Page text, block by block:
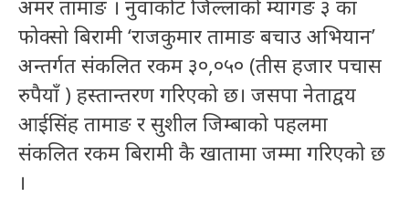
अमर तामाङ । नुवाकोट जिल्लाको म्यागङ ३ का
फोक्सो बिरामी ‘राजकुमार तामाङ बचाउ अभियान’
अन्तर्गत संकलित रकम ३०,०५० (तीस हजार पचास
रुपैयाँ ) हस्तान्तरण गरिएको छ। जसपा नेताद्वय
आईसिंह तामाङ र सुशील जिम्बाको पहलमा
संकलित रकम बिरामी कै खातामा जम्मा गरिएको छ
।